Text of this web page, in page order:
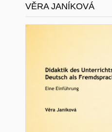
VĚRA JANÍKOVÁ